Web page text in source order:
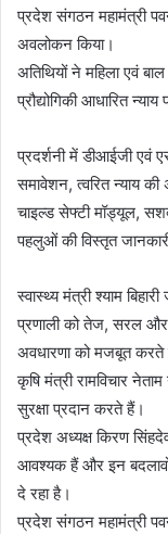
प्रदेश संगठन महामंत्री
अवलोकन किया।
अतिथियों ने महिला एवं
प्रौद्योगिकी आधारित
प्रदर्शनी में डीआईजी एवं
समावेशन, त्वरित न्याय की
चाइल्ड सेफ्टी मॉड्यूल,
पहलुओं की विस्तृत
स्वास्थ्य मंत्री श्याम
प्रणाली को तेज, सरल और
अवधारणा को मजबूत करते
कृषि मंत्री रामविचार
सुरक्षा प्रदान करते हैं।
प्रदेश अध्यक्ष किरण
आवश्यक हैं और इन बदलावों
दे रहा है।
प्रदेश संगठन महामंत्री